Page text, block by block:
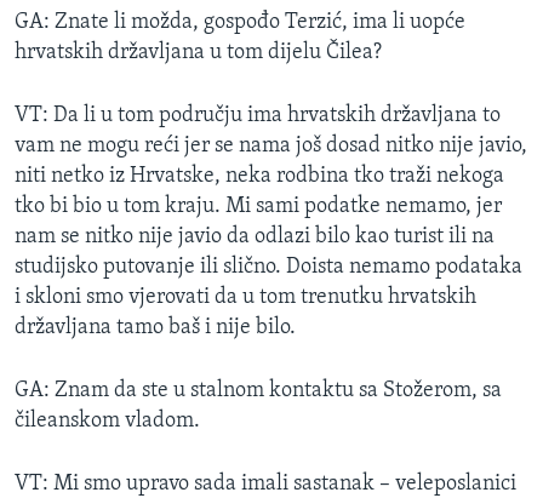
GA: Znate li možda, gospođo Terzić, ima li uopće
hrvatskih državljana u tom dijelu Čilea?
VT: Da li u tom području ima hrvatskih državljana to
vam ne mogu reći jer se nama još dosad nitko nije javio,
niti netko iz Hrvatske, neka rodbina tko traži nekoga
tko bi bio u tom kraju. Mi sami podatke nemamo, jer
nam se nitko nije javio da odlazi bilo kao turist ili na
studijsko putovanje ili slično. Doista nemamo podataka
i skloni smo vjerovati da u tom trenutku hrvatskih
državljana tamo baš i nije bilo.
GA: Znam da ste u stalnom kontaktu sa Stožerom, sa
čileanskom vladom.
VT: Mi smo upravo sada imali sastanak – veleposlanici